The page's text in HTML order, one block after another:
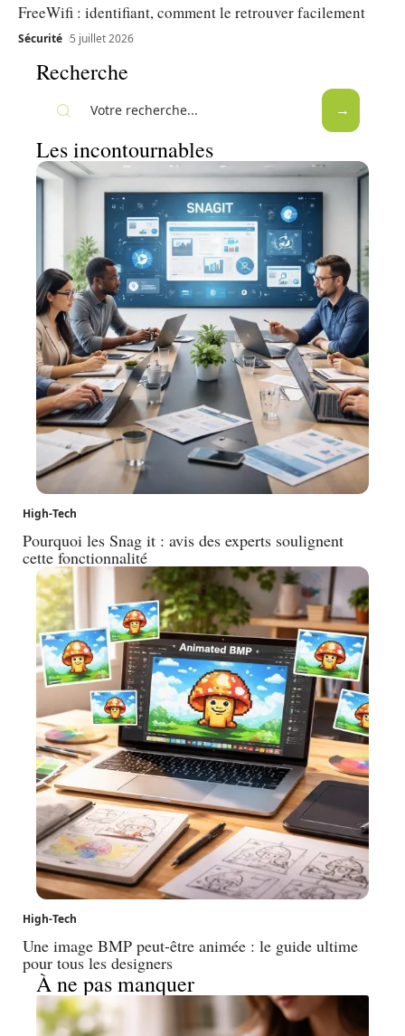
FreeWifi : identifiant, comment le retrouver facilement
Sécurité 5 juillet 2026
Recherche
Les incontournables
High-Tech
Pourquoi les Snag it : avis des experts soulignent
cette fonctionnalité
High-Tech
Une image BMP peut-être animée : le guide ultime
pour tous les designers
À ne pas manquer